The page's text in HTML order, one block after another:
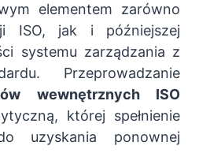
elementem zarówno
ISO, jak i późniejszej
systemu zarządzania z
Przeprowadzanie
wewnętrznych ISO
której spełnienie
uzyskania ponownej